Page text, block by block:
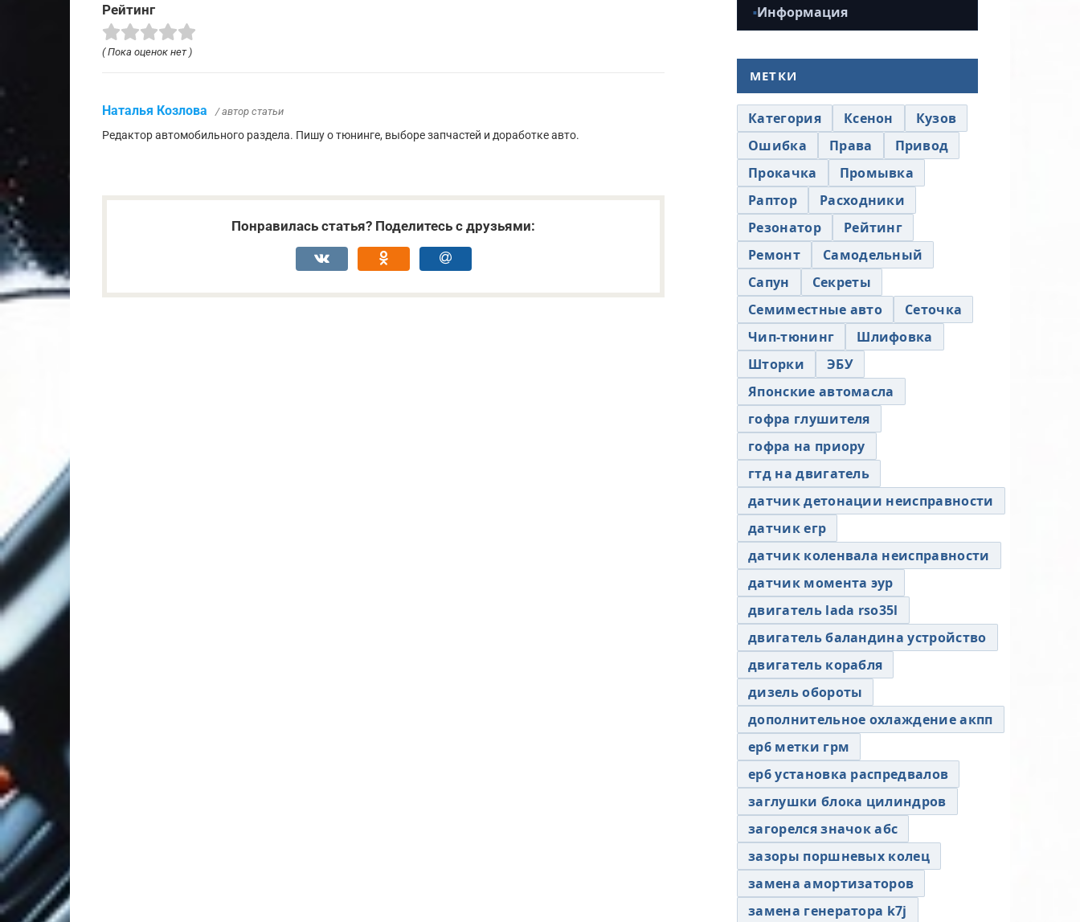
Рейтинг
( Пока оценок нет )
Наталья Козлова / автор статьи
Редактор автомобильного раздела. Пишу о тюнинге, выборе запчастей и доработке авто.
Понравилась статья? Поделитесь с друзьями:
Информация
МЕТКИ
Категория Ксенон
Кузов
Ошибка
Права
Привод
Прокачка
Промывка
Раптор
Расходники
Резонатор
Рейтинг
Ремонт
Самодельный
Сапун
Секреты
Семиместные авто
Сеточка
Чип-тюнинг
Шлифовка
Шторки
ЭБУ
Японские автомасла
гофра глушителя
гофра на приору
гтд на двигатель
датчик детонации неисправности
датчик егр
датчик коленвала неисправности
датчик момента эур
двигатель lada rso35l
двигатель баландина устройство
двигатель корабля
дизель обороты
дополнительное охлаждение акпп
ер6 метки грм
ер6 установка распредвалов
заглушки блока цилиндров
загорелся значок абс
зазоры поршневых колец
замена амортизаторов
замена генератора k7j